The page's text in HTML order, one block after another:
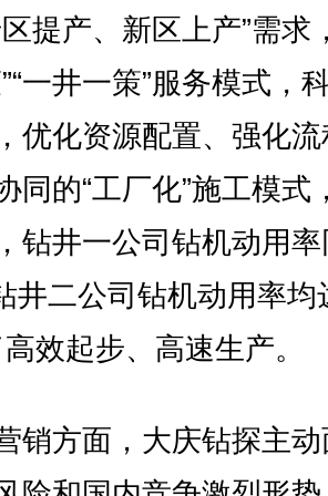
提产、新区上产”需求
一井一策”服务模式，
优化资源配置、强化
同的“工厂化”施工模式
钻井一公司钻机动用
井二公司钻机动用率均
效起步、高速生产。
方面，大庆钻探主动